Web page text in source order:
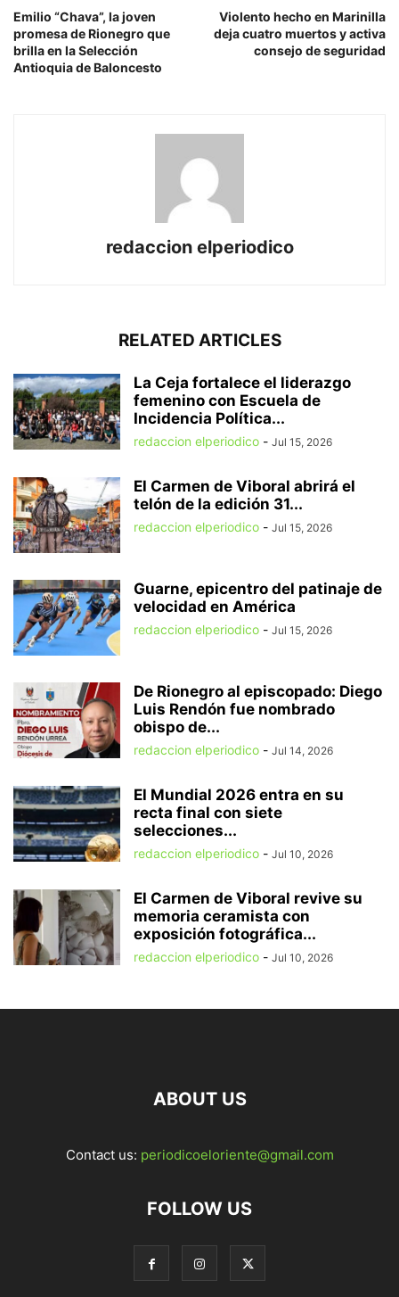
Emilio “Chava”, la joven
promesa de Rionegro que
brilla en la Selección
Antioquia de Baloncesto
Violento hecho en Marinilla
deja cuatro muertos y activa
consejo de seguridad
redaccion elperiodico
RELATED ARTICLES
La Ceja fortalece el liderazgo
femenino con Escuela de
Incidencia Política...
redaccion elperiodico - Jul 15, 2026
El Carmen de Viboral abrirá el
telón de la edición 31...
redaccion elperiodico - Jul 15, 2026
Guarne, epicentro del patinaje de
velocidad en América
redaccion elperiodico - Jul 15, 2026
De Rionegro al episcopado: Diego
Luis Rendón fue nombrado
obispo de...
redaccion elperiodico - Jul 14, 2026
El Mundial 2026 entra en su
recta final con siete
selecciones...
redaccion elperiodico - Jul 10, 2026
El Carmen de Viboral revive su
memoria ceramista con
exposición fotográfica...
redaccion elperiodico - Jul 10, 2026
ABOUT US
Contact us: periodicoeloriente@gmail.com
FOLLOW US